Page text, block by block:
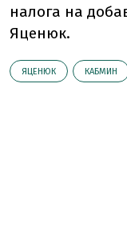
налога на
Яценюк.
ЯЦЕНЮК КАБМИН